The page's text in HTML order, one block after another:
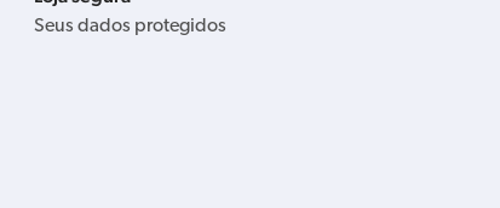
Seus dados protegidos